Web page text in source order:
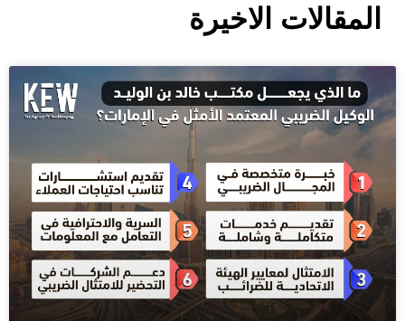
المقالات الاخيرة